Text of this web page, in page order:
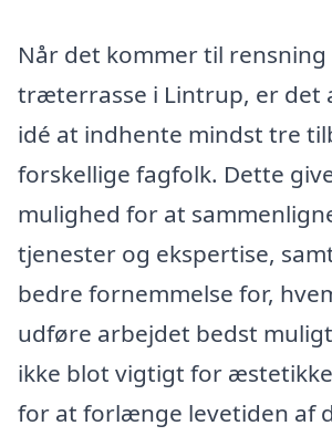
Når det kommer til rensning
træterrasse i Lintrup, er det
idé at indhente mindst tre
forskellige fagfolk. Dette
mulighed for at
tjenester og ekspertise,
bedre fornemmelse for,
udføre arbejdet bedst
ikke blot vigtigt for
for at forlænge levetiden af